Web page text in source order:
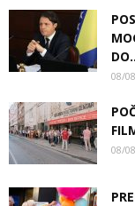
08/
08/